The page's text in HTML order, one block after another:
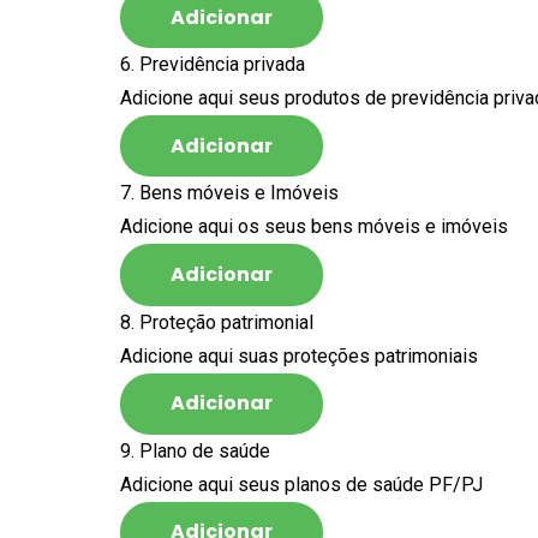
Adicionar
6. Previdência privada
Adicione aqui seus produtos de previdência
Adicionar
7. Bens móveis e Imóveis
Adicione aqui os seus bens móveis e imóveis
Adicionar
8. Proteção patrimonial
Adicione aqui suas proteções patrimoniais
Adicionar
9. Plano de saúde
Adicione aqui seus planos de saúde PF/PJ
Adicionar